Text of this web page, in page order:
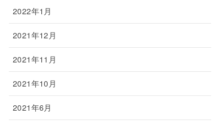
2022年1月
2021年12月
2021年11月
2021年10月
2021年6月